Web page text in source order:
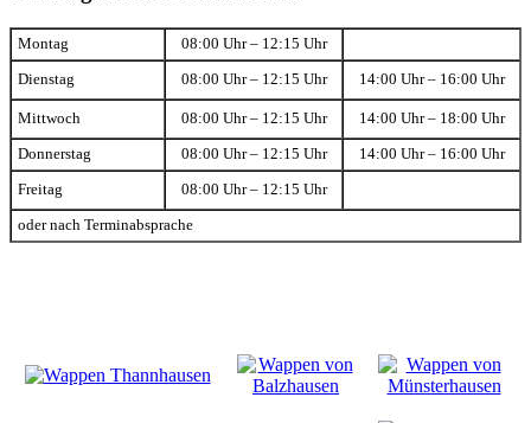
Montag 08:00 Uhr – 12:15 Uhr
Dienstag 08:00 Uhr – 12:15 Uhr 14:00 Uhr – 16:00 Uhr
Mittwoch 08:00 Uhr – 12:15 Uhr 14:00 Uhr – 18:00 Uhr
Donnerstag 08:00 Uhr – 12:15 Uhr 14:00 Uhr – 16:00 Uhr
Freitag 08:00 Uhr – 12:15 Uhr
oder nach Terminabsprache